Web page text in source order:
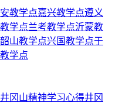
教学点嘉兴教学点遵义
学点兰考教学点沂蒙教
韶山教学点兴国教学点于
学点
井冈山精神学习心得井冈